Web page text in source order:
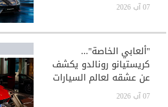
07 آب 2026
"ألعابي الخاصة"...
كريستيانو رونالدو يكشف
عن عشقه لعالم السيارات
الفاخرة
07 آب 2026